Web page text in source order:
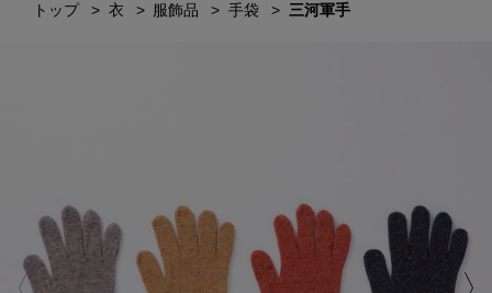
トップ 衣 服飾品 手袋 三河軍手